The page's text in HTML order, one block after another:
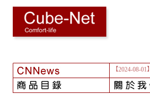
【2024-08-01】